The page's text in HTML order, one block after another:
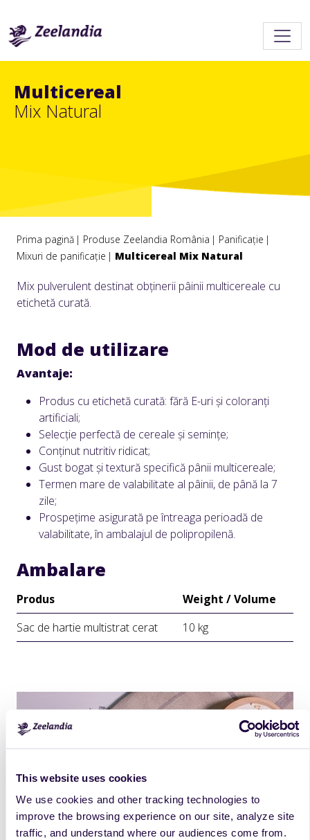
This website uses cookies
We use cookies and other tracking technologies to
improve the browsing experience on our site, analyze site
traffic, and understand where our audiences come from.
Multicereal
Mix Natural
Prima pagină Produse Zeelandia România
Panificație
Mixuri de panificație
Multicereal Mix Natural
Mix pulverulent destinat obținerii pâinii multicereale cu
etichetă curată.
Mod de utilizare
Avantaje:
Produs cu etichetă curată: fără E-uri și coloranți
artificiali;
Selecție perfectă de cereale și semințe;
Conținut nutritiv ridicat;
Gust bogat și textură specifică pânii multicereale;
Termen mare de valabilitate al pâinii, de până la 7
zile;
Prospețime asigurată pe întreaga perioadă de
valabilitate, în ambalajul de polipropilenă.
Ambalare
Produs
Weight / Volume
Sac de hartie multistrat cerat
10 kg